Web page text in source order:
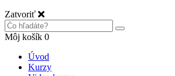
Zatvoriť
Môj košík 0
Úvod
Kurzy